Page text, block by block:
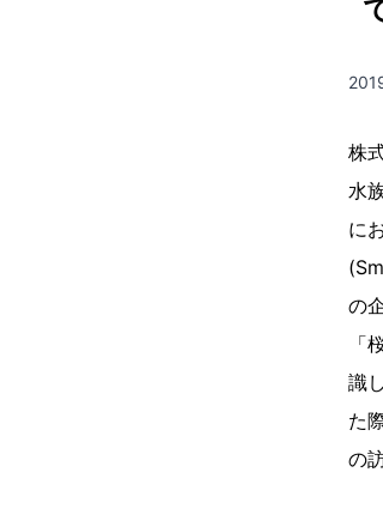
株
水
に
の
「
識
た
の